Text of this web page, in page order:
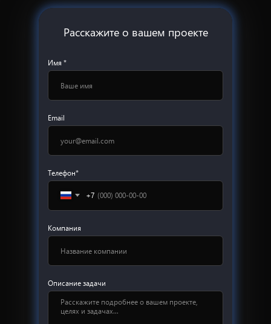
Имя *
Email
Телефон*
+7
Компания
Описание задачи
Расскажите о вашем проекте